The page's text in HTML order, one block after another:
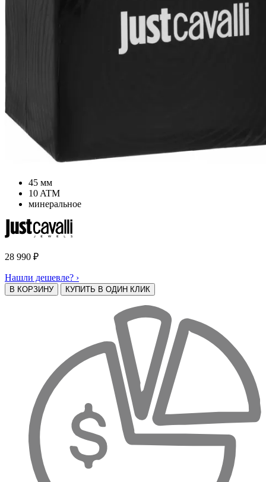
45 мм
10 ATM
минеральное
28 990 ₽
Нашли дешевле? ›
В КОРЗИНУ КУПИТЬ В ОДИН КЛИК